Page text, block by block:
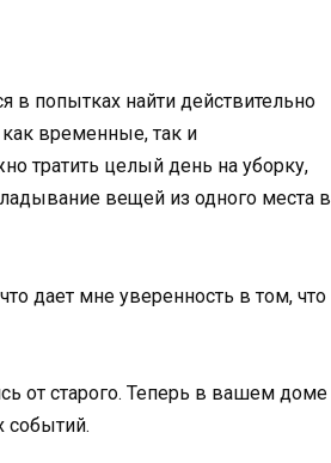
в попытках найти действительно
временные, так и
тратить целый день на уборку,
вещей из одного места в
дает мне уверенность в том, что
от старого. Теперь в вашем доме
событий.